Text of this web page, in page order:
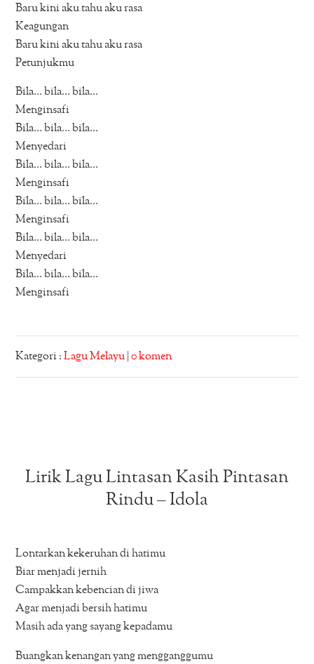
Baru kini aku tahu aku rasa
Keagungan
Baru kini aku tahu aku rasa
Petunjukmu
Bila… bila… bila…
Menginsafi
Bila… bila… bila…
Menyedari
Bila… bila… bila…
Menginsafi
Bila… bila… bila…
Menginsafi
Bila… bila… bila…
Menyedari
Bila… bila… bila…
Menginsafi
Kategori :Lagu Melayu |0 komen
Lirik Lagu Lintasan Kasih Pintasan
Rindu – Idola
Lontarkan kekeruhan di hatimu
Biar menjadi jernih
Campakkan kebencian di jiwa
Agar menjadi bersih hatimu
Masih ada yang sayang kepadamu
Buangkan kenangan yang mengganggumu